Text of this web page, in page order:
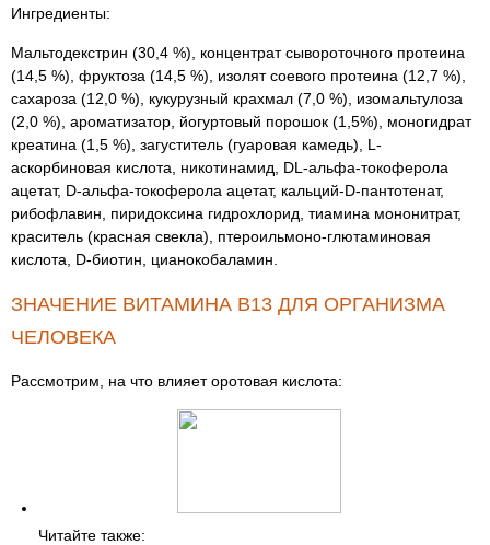
Ингредиенты:
Мальтодекстрин (30,4 %), концентрат сывороточного протеина
(14,5 %), фруктоза (14,5 %), изолят соевого протеина (12,7 %),
сахароза (12,0 %), кукурузный крахмал (7,0 %), изомальтулоза
(2,0 %), ароматизатор, йогуртовый порошок (1,5%), моногидрат
креатина (1,5 %), загуститель (гуаровая камедь), L-
аскорбиновая кислота, никотинамид, DL-альфа-токоферола
ацетат, D-альфа-токоферола ацетат, кальций-D-пантотенат,
рибофлавин, пиридоксина гидрохлорид, тиамина мононитрат,
краситель (красная свекла), птероильмоно-глютаминовая
кислота, D-биотин, цианокобаламин.
ЗНАЧЕНИЕ ВИТАМИНА В13 ДЛЯ ОРГАНИЗМА
ЧЕЛОВЕКА
Рассмотрим, на что влияет оротовая кислота:
Читайте также: